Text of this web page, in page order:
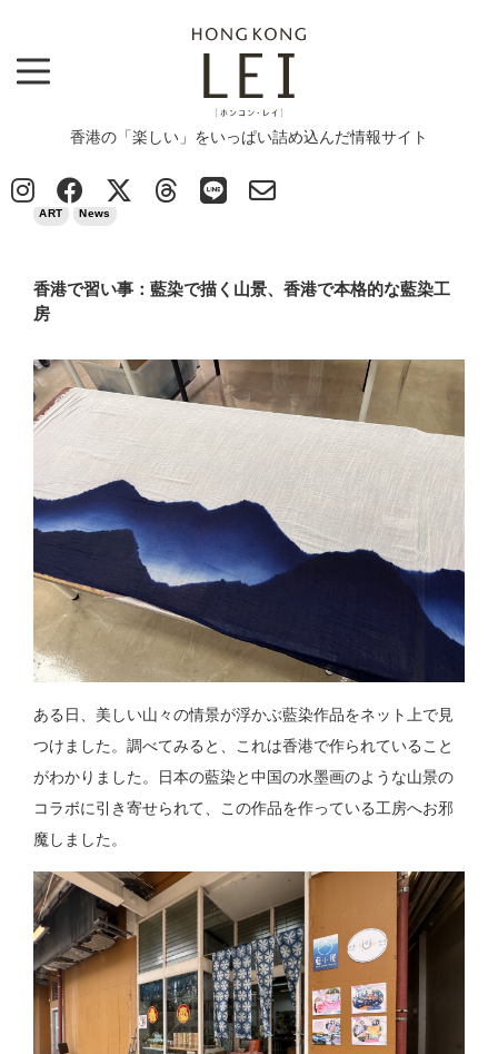
香港の「楽しい」をいっぱい詰め込んだ情報サイト
ART > 香港で習い事：藍染で描く山景、香港で本格的な藍染工房
ART News
香港で習い事：藍染で描く山景、香港で本格的な藍染工
房
ある日、美しい山々の情景が浮かぶ藍染作品をネット上で見
つけました。調べてみると、これは香港で作られていること
がわかりました。日本の藍染と中国の水墨画のような山景の
コラボに引き寄せられて、この作品を作っている工房へお邪
魔しました。